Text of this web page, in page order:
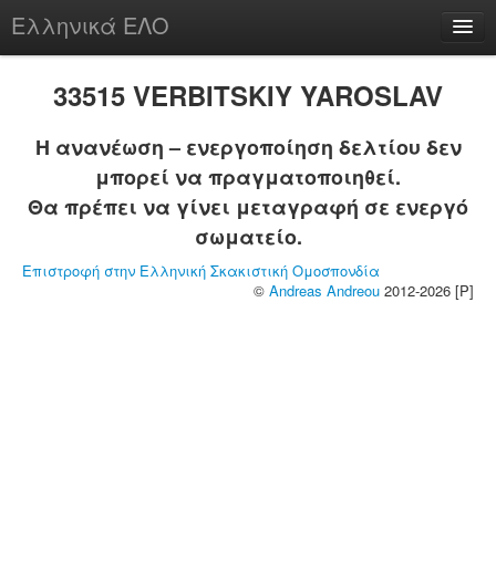
Ελληνικά ΕΛΟ
chesstu.be @ discord
Login
33515 VERBITSKIY YAROSLAV
Η ανανέωση – ενεργοποίηση δελτίου δεν
μπορεί να πραγματοποιηθεί.
Θα πρέπει να γίνει μεταγραφή σε ενεργό
σωματείο.
Επιστροφή στην Ελληνική Σκακιστική Ομοσπονδία
© Andreas Andreou 2012-2026 [P]